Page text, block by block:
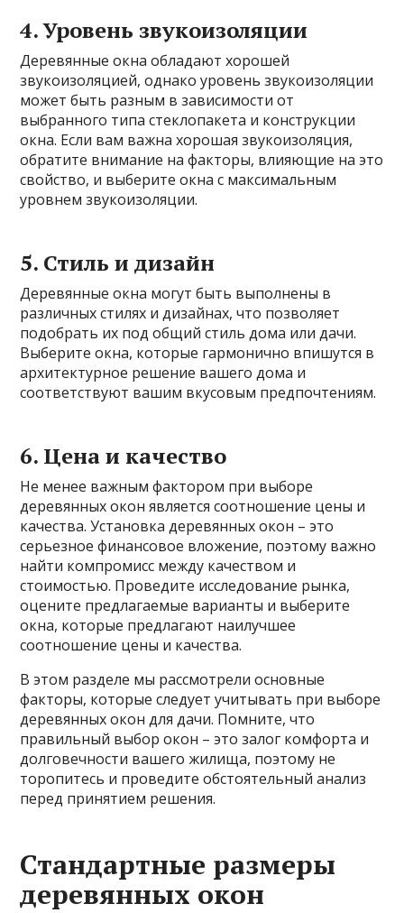
4. Уровень звукоизоляции
Деревянные окна обладают хорошей
звукоизоляцией, однако уровень звукоизоляции
может быть разным в зависимости от
выбранного типа стеклопакета и конструкции
окна. Если вам важна хорошая звукоизоляция,
обратите внимание на факторы, влияющие на это
свойство, и выберите окна с максимальным
уровнем звукоизоляции.
5. Стиль и дизайн
Деревянные окна могут быть выполнены в
различных стилях и дизайнах, что позволяет
подобрать их под общий стиль дома или дачи.
Выберите окна, которые гармонично впишутся в
архитектурное решение вашего дома и
соответствуют вашим вкусовым предпочтениям.
6. Цена и качество
Не менее важным фактором при выборе
деревянных окон является соотношение цены и
качества. Установка деревянных окон – это
серьезное финансовое вложение, поэтому важно
найти компромисс между качеством и
стоимостью. Проведите исследование рынка,
оцените предлагаемые варианты и выберите
окна, которые предлагают наилучшее
соотношение цены и качества.
В этом разделе мы рассмотрели основные
факторы, которые следует учитывать при выборе
деревянных окон для дачи. Помните, что
правильный выбор окон – это залог комфорта и
долговечности вашего жилища, поэтому не
торопитесь и проведите обстоятельный анализ
перед принятием решения.
Стандартные размеры
деревянных окон